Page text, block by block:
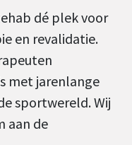
dé plek voor
en revalidatie.
met jarenlange
sportwereld. Wij
aan de